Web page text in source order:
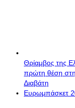
Θρίαμβος της
πρώτη θέση
Διαβάτη
Ευρωμπάσκετ